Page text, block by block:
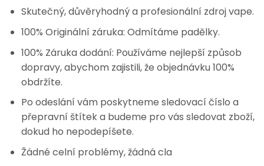
Skutečný, důvěryhodný a profesionální zdroj vape.
100% Originální záruka: Odmítáme padělky.
100% Záruka dodání: Používáme nejlepší způsob
dopravy, abychom zajistili, že objednávku 100%
obdržíte.
Po odeslání vám poskytneme sledovací číslo a
přepravní štítek a budeme pro vás sledovat zboží,
dokud ho nepodepíšete.
Žádné celní problémy, žádná cla